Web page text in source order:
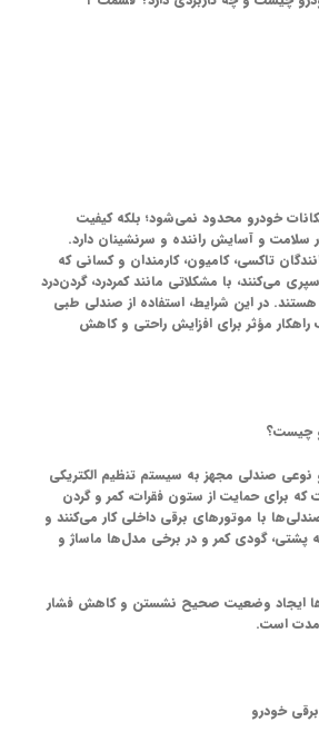
خودرو محدود نمی‌شود؛ بلکه کیفیت
و آسایش راننده و سرنشینان دارد.
تاکسی، کامیون، کارمندان و کسانی که
می‌کنند، با مشکلاتی مانند کمردرد، گردن‌درد
در این شرایط، استفاده از صندلی طبی
مؤثر برای افزایش راحتی و کاهش
چیست؟
صندلی مجهز به سیستم تنظیم الکتریکی
برای حمایت از ستون فقرات، کمر و گردن
با موتورهای برقی داخلی کار می‌کنند و
پشتی، گودی کمر و در برخی مدل‌ها ماساژ و
ایجاد وضعیت صحیح نشستن و کاهش فشار
است.
خودرو